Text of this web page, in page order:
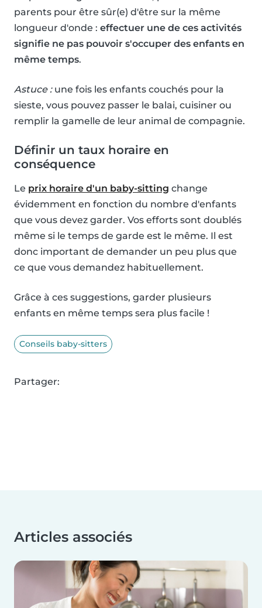
parents pour être sûr(e) d'être sur la même
longueur d'onde : effectuer une de ces activités
signifie ne pas pouvoir s'occuper des enfants en
même temps.
Astuce :une fois les enfants couchés pour la
sieste, vous pouvez passer le balai, cuisiner ou
remplir la gamelle de leur animal de compagnie.
Définir un taux horaire en
conséquence
Le prix horaire d'un baby-sitting change
évidemment en fonction du nombre d'enfants
que vous devez garder. Vos efforts sont doublés
même si le temps de garde est le même. Il est
donc important de demander un peu plus que
ce que vous demandez habituellement.
Grâce à ces suggestions, garder plusieurs
enfants en même temps sera plus facile !
Conseils baby-sitters
Partager:
Articles associés